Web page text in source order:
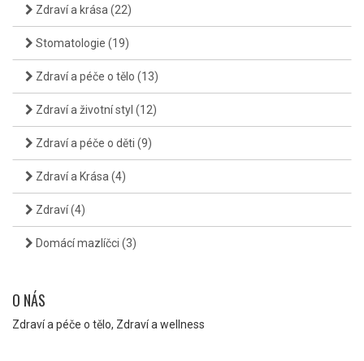
Zdraví a krása(22)
Stomatologie (19)
Zdraví a péče o tělo (13)
Zdraví a životní styl (12)
Zdraví a péče o děti (9)
Zdraví a Krása(4)
Zdraví(4)
Domácí mazlíčci (3)
O NÁS
Zdraví a péče o tělo, Zdraví a wellness